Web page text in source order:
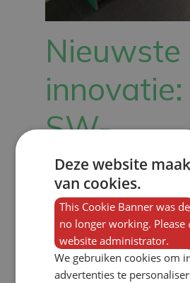
Nieuwste
innovatie:
SW-
voerbak
Noortje Haegens
Deze website
van cookies.
This Cookie Banner was
no longer working. Please
website administrator.
We gebruiken cookies om
advertenties te